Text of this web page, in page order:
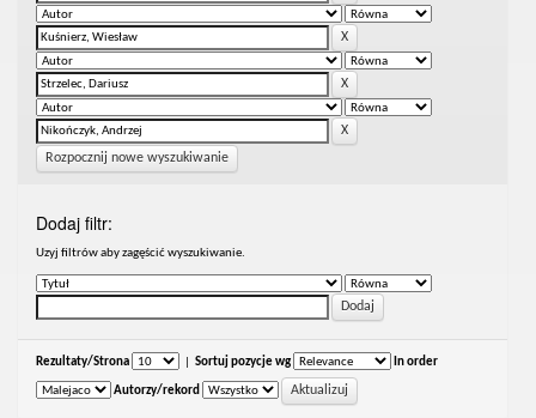
Rozpocznij nowe wyszukiwanie
Dodaj filtr:
Uzyj filtrów aby zagęścić wyszukiwanie.
Rezultaty/Strona Sortuj pozycje wg In order
Autorzy/rekord